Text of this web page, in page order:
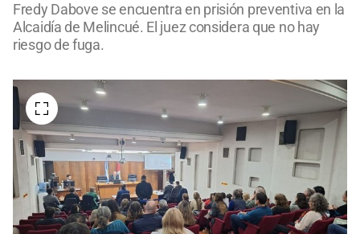
Fredy Dabove se encuentra en prisión preventiva en la
Alcaidía de Melincué. El juez considera que no hay
riesgo de fuga.